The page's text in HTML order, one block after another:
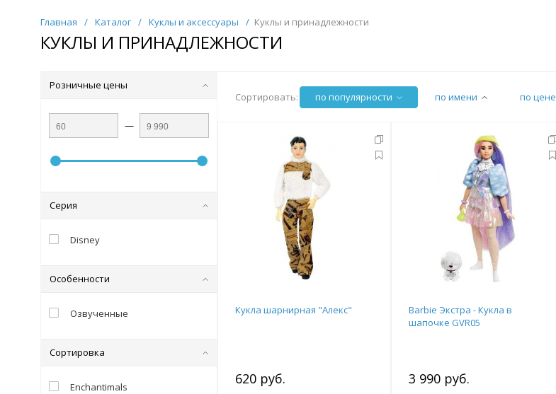
Главная / Каталог / Куклы и аксессуары / Куклы и принадлежности
КУКЛЫ И ПРИНАДЛЕЖНОСТИ
Розничные цены
—
Серия
Disney
Особенности
Озвученные
Сортировка
Enchantimals
Сортировать: по популярности по имени по цене
Кукла шарнирная "Алекс"
620 руб.
Barbie Экстра - Кукла в
шапочке GVR05
3 990 руб.